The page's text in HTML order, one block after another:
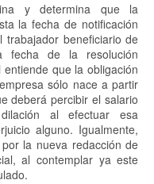
y determina que la
la fecha de notificación
beneficiario de
de la resolución
que la obligación
sólo nace a partir
deberá percibir el salario
al efectuar esa
alguno. Igualmente,
la nueva redacción de
al contemplar ya este